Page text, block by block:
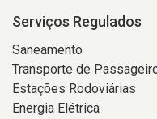
Serviços Regulados
Saneamento
Transporte de
Estações Rodoviárias
Energia Elétrica